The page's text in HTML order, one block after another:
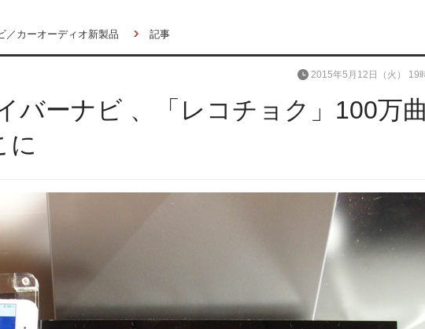
／カーオーディオ新製品 記事
バーナビ 、「レコチョク」100万曲
に
2015年5月12日（火） 19